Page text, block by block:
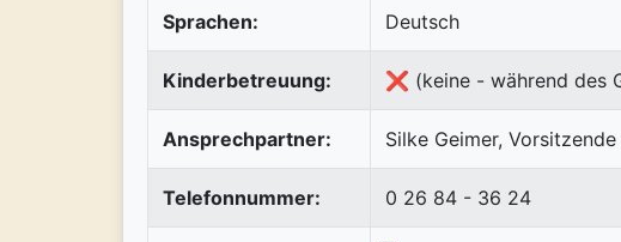
Sprachen: Deutsch
Kinderbetreuung: ❌ (keine - während des
Ansprechpartner: Silke Geimer,
Telefonnummer: 0 26 84 - 36 24